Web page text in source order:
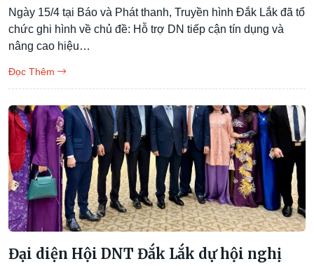
Ngày 15/4 tại Báo và Phát thanh, Truyền hình Đắk Lắk đã tổ
chức ghi hình về chủ đề: Hỗ trợ DN tiếp cận tín dụng và
nâng cao hiệu…
Đọc Thêm
Đại diện Hội DNT Đắk Lắk dự hội nghị